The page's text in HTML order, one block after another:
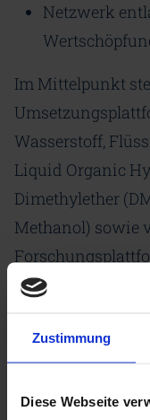
Zustimmung
Diese Webseite
Netzwerk
Im Mittelpunkt
Wasserstoff,
Liquid Organic
Dimethylether
Methanol) sowie
Systemanalyse,
Zum